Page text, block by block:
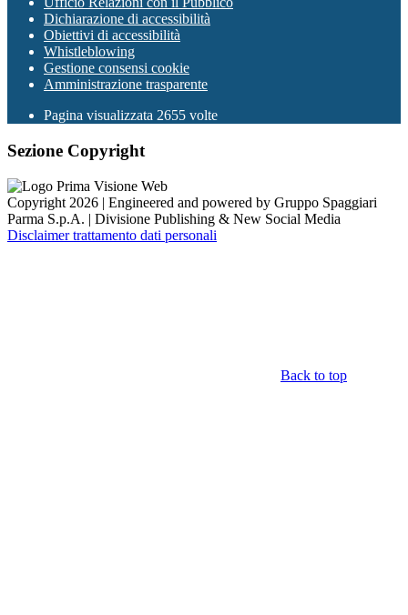
Dichiarazione di accessibilità
Obiettivi di accessibilità
Whistleblowing
Gestione consensi cookie
Amministrazione trasparente
Pagina visualizzata 2655 volte
Sezione Copyright
Copyright 2026 | Engineered and powered by Gruppo Spaggiari
Parma S.p.A. | Divisione Publishing & New Social Media
Disclaimer trattamento dati personali
Back to top